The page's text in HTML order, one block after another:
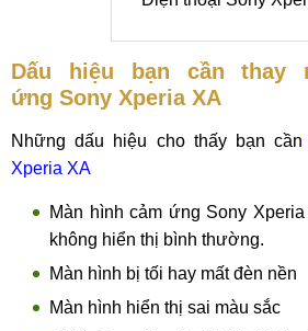
Dấu hiệu bạn cần thay
ứng Sony Xperia XA
Những dấu hiệu cho thấy bạn
Xperia XA
Màn hình cảm ứng Sony
không hiển thị bình thường.
Màn hình bị tối hay mất đèn nền
Màn hình hiển thị sai màu sắc